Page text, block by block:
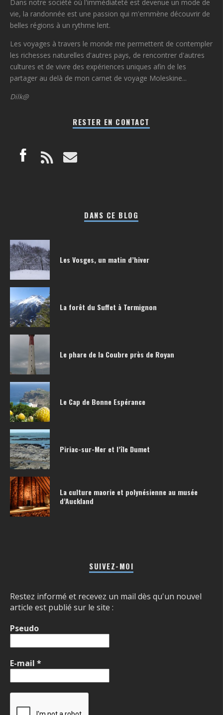
Dans notre société où l'immédiateté est devenue un mode de
vie, la randonnée est une passion qui m'emmène découvrir de
belles régions à un rythme lent.
Les voyages à travers le monde me permettent de contempler
les richesses naturelles d'autres pays, de rencontrer d'autres
cultures et de vivre des expériences uniques afin de les
partager au delà de mon carnet de voyage Moleskine...
Dilk@
RESTER EN CONTACT
DANS CE BLOG
Les Vosges, un matin d’hiver
La forêt du Suffet à Termignon
Le phare de la Coubre près de Royan
Le Cap de Bonne Espérance
Piriac-sur-Mer et l’île Dumet
La culture maorie et polynésienne au musée
d’Auckland
SUIVEZ-MOI
Restez informé et recevez un mail dès qu'un nouvel
article est publié sur le site :
Pseudo
E-mail *